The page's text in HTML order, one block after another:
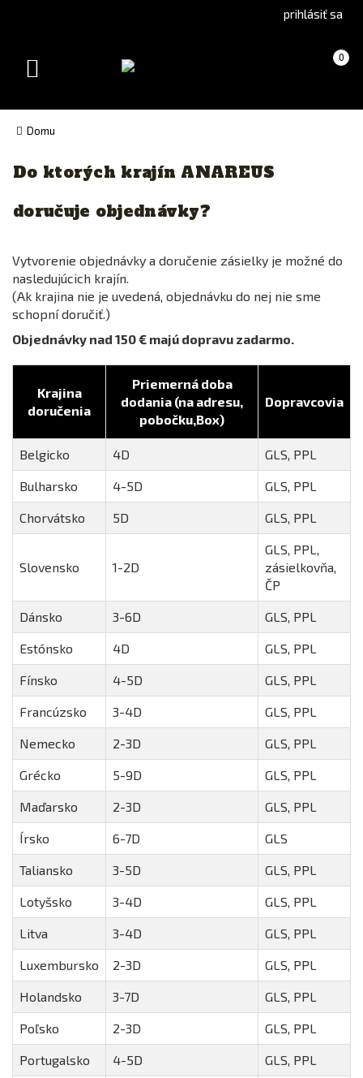
(Czech)version
prihlásiť sa
Košík 0
(prázdny)
Toggle
Domu
Do ktorých krajín ANAREUS
doručuje objednávky?
Vytvorenie objednávky a doručenie zásielky je možné do
nasledujúcich krajín.
(Ak krajina nie je uvedená, objednávku do nej nie sme
schopní doručiť.)
Objednávky nad 150 € majú dopravu zadarmo.
Krajina
doručenia
Priemerná doba
dodania (na adresu,
pobočku,Box)
Dopravcovia
Belgicko 4D GLS, PPL
Bulharsko 4-5D GLS, PPL
Chorvátsko 5D GLS, PPL
Slovensko 1-2D
GLS, PPL,
zásielkovňa,
ČP
Dánsko 3-6D GLS, PPL
Estónsko 4D GLS, PPL
Fínsko 4-5D GLS, PPL
Francúzsko 3-4D GLS, PPL
Nemecko 2-3D GLS, PPL
Grécko 5-9D GLS, PPL
Maďarsko 2-3D GLS, PPL
Írsko 6-7D GLS
Taliansko 3-5D GLS, PPL
Lotyšsko 3-4D GLS, PPL
Litva 3-4D GLS, PPL
Luxembursko 2-3D GLS, PPL
Holandsko 3-7D GLS, PPL
Poľsko 2-3D GLS, PPL
Portugalsko 4-5D GLS, PPL